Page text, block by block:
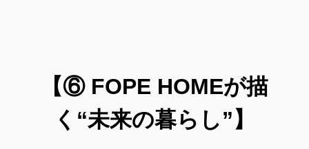
【⑥ FOPE HOMEが描
く“未来の暮らし”】